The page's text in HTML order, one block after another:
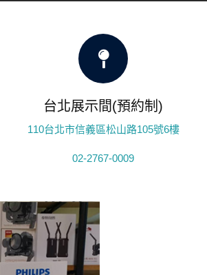
台北展示間(預約制)
110台北市信義區松山路105號6樓
02-2767-0009